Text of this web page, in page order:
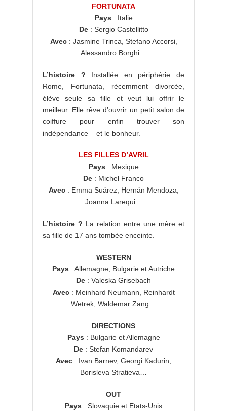
FORTUNATA
Pays : Italie
De: Sergio Castellitto
Avec: Jasmine Trinca, Stefano Accorsi,
Alessandro Borghi…
L’histoire ? Installée en périphérie de
Rome, Fortunata, récemment divorcée,
élève seule sa fille et veut lui offrir le
meilleur. Elle rêve d’ouvrir un petit salon de
coiffure pour enfin trouver son
indépendance – et le bonheur.
LES FILLES D’AVRIL
Pays : Mexique
De : Michel Franco
Avec: Emma Suárez, Hernán Mendoza,
Joanna Larequi…
L’histoire ? La relation entre une mère et
sa fille de 17 ans tombée enceinte.
WESTERN
Pays : Allemagne, Bulgarie et Autriche
De : Valeska Grisebach
Avec: Meinhard Neumann, Reinhardt
Wetrek, Waldemar Zang…
DIRECTIONS
Pays : Bulgarie et Allemagne
De : Stefan Komandarev
Avec : Ivan Barnev, Georgi Kadurin,
Borisleva Stratieva…
OUT
Pays : Slovaquie et Etats-Unis